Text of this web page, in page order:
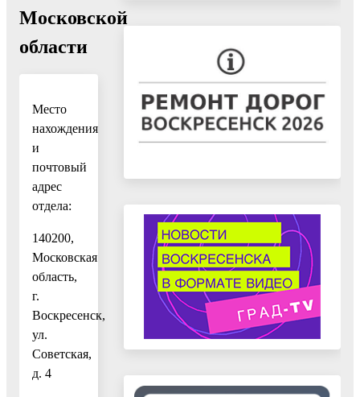
Московской
области
Место
нахождения
и
почтовый
адрес
отдела:
140200,
Московская
область,
г.
Воскресенск,
ул.
Советская,
д. 4